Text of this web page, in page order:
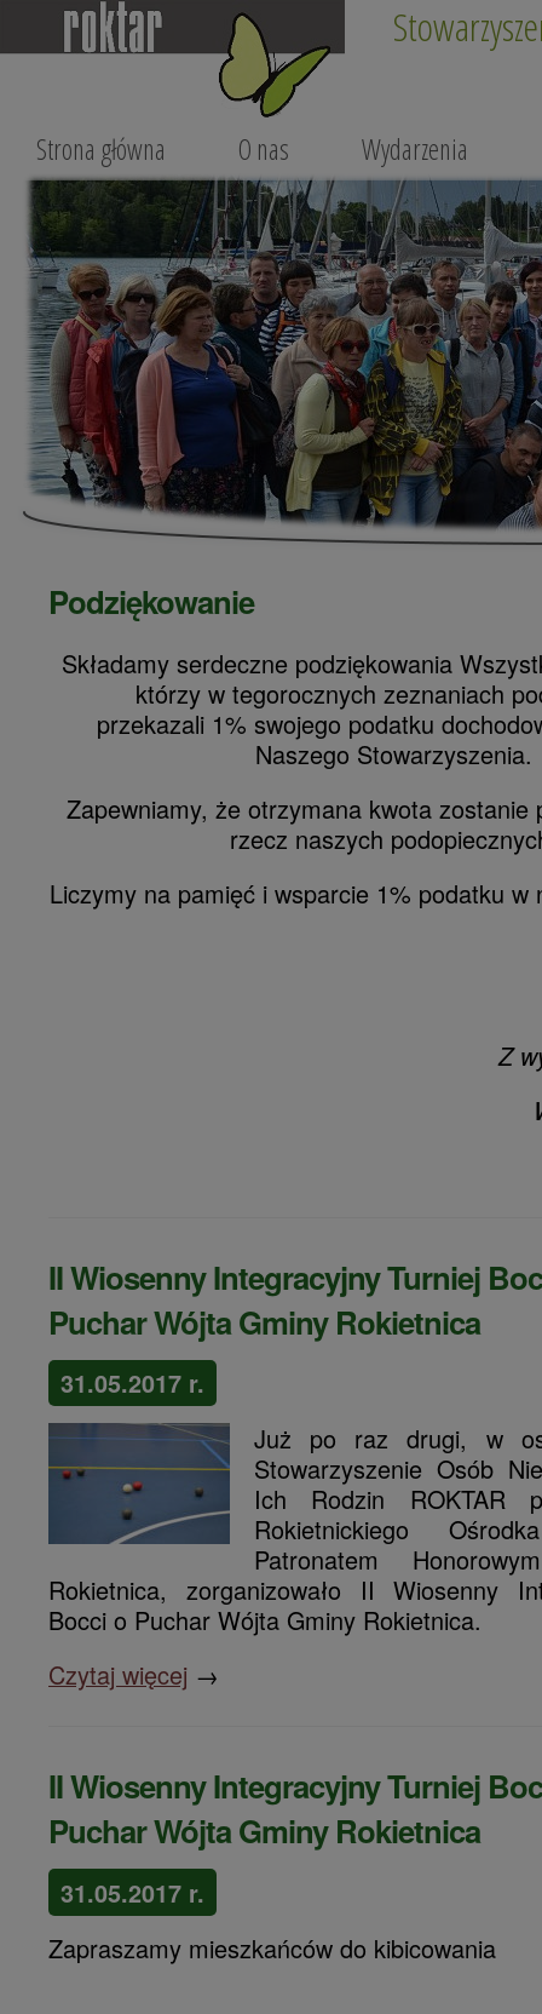
Strona główna O nas Wydarzenia
Podziękowanie
Składamy serdeczne podziękowania
którzy w tegorocznych zeznaniach
przekazali 1% swojego podatku
Naszego Stowarzyszenia.
Zapewniamy, że otrzymana kwota zostanie
rzecz naszych
Liczymy na pamięć i wsparcie 1% podatku w
Z
II Wiosenny Integracyjny Turniej
Puchar Wójta Gminy Rokietnica
31.05.2017 r.
Już po raz drugi, w
Stowarzyszenie Osób
Ich Rodzin ROKTAR
Rokietnickiego
Patronatem
Rokietnica, zorganizowało II Wiosenny
Bocci o Puchar Wójta Gminy Rokietnica.
Czytaj więcej →
II Wiosenny Integracyjny Turniej
Puchar Wójta Gminy Rokietnica
31.05.2017 r.
Zapraszamy mieszkańców do kibicowania